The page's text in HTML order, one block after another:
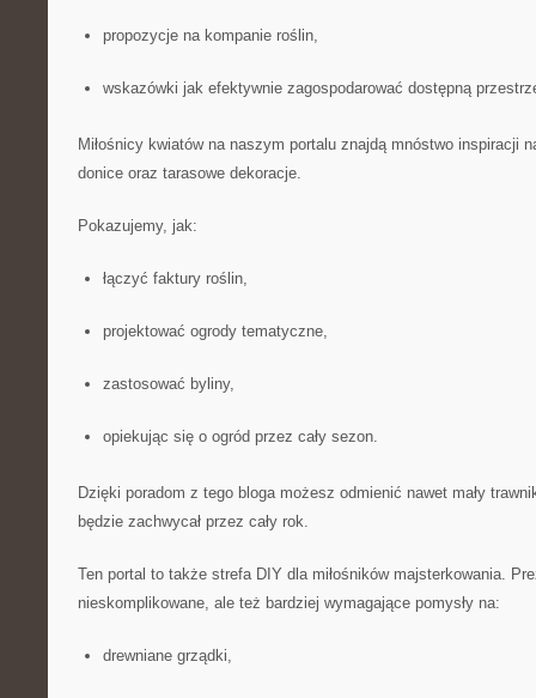
propozycje na kompanie roślin,
wskazówki jak efektywnie zagospodarować dostępną
Miłośnicy kwiatów na naszym portalu znajdą mnóstwo inspiracji
donice oraz tarasowe dekoracje.
Pokazujemy, jak:
łączyć faktury roślin,
projektować ogrody tematyczne,
zastosować byliny,
opiekując się o ogród przez cały sezon.
Dzięki poradom z tego bloga możesz odmienić nawet mały
będzie zachwycał przez cały rok.
Ten portal to także strefa DIY dla miłośników majsterkowania.
nieskomplikowane, ale też bardziej wymagające pomysły na:
drewniane grządki,